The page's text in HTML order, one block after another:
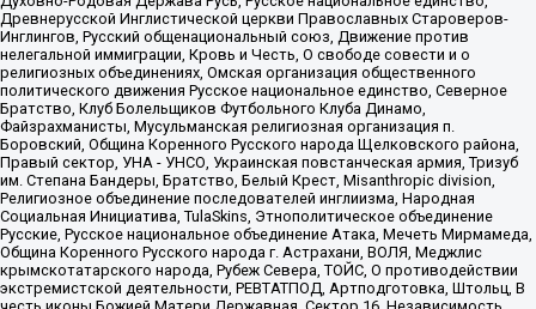
Древнерусской Инглистической церкви Православных Староверов-
Инглингов, Русский общенациональный союз, Движение против
нелегальной иммиграции, Кровь и Честь, О свободе совести и о
религиозных объединениях, Омская организация общественного
политического движения Русское национальное единство, Северное
Братство, Клуб Болельщиков Футбольного Клуба Динамо,
Файзрахманисты, Мусульманская религиозная организация п.
Боровский, Община Коренного Русского народа Щелковского района,
Правый сектор, УНА - УНСО, Украинская повстанческая армия, Тризуб
им. Степана Бандеры, Братство, Белый Крест, Misanthropic division,
Религиозное объединение последователей инглиизма, Народная
Социальная Инициатива, TulaSkins, Этнополитическое объединение
Русские, Русское национальное объединение Атака, Мечеть Мирмамеда,
Община Коренного Русского народа г. Астрахани, ВОЛЯ, Меджлис
крымскотатарского народа, Рубеж Севера, ТОЙС, О противодействии
экстремистской деятельности, РЕВТАТПОД, Артподготовка, Штольц, В